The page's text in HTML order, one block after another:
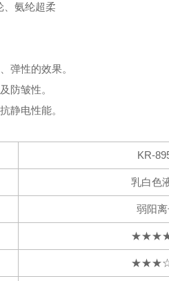
、氨纶超柔
弹性的效果。
防皱性。
静电性能。
KR-
乳白色
弱阳